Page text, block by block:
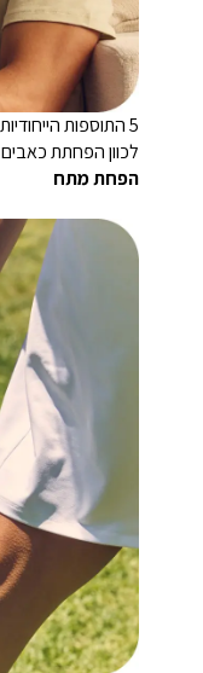
לכוון הפחתת
הפחת מתח